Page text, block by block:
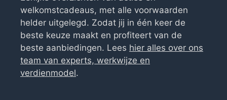
welkomstcadeaus, met alle voorwaarden
helder uitgelegd. Zodat jij in één keer de
beste keuze maakt en profiteert van de
beste aanbiedingen. Lees hier alles over ons
team van experts, werkwijze en
verdienmodel.